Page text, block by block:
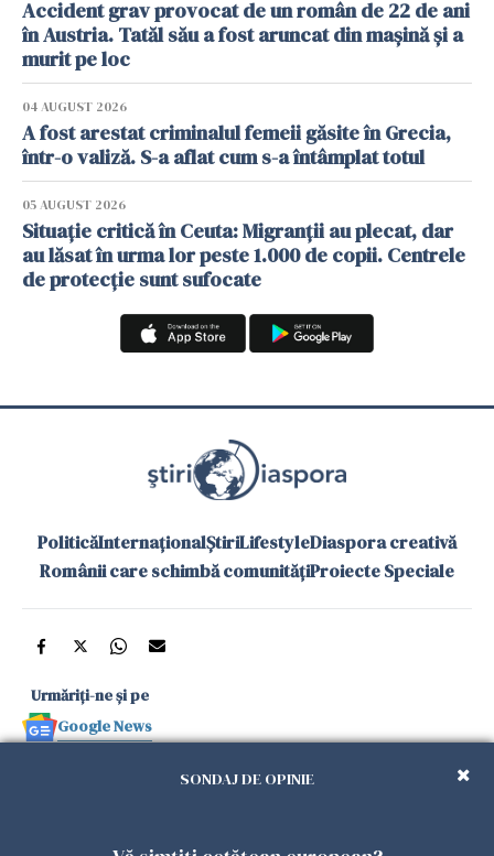
Accident grav provocat de un român de 22 de ani
în Austria. Tatăl său a fost aruncat din mașină și a
murit pe loc
04 AUGUST 2026
A fost arestat criminalul femeii găsite în Grecia,
într-o valiză. S-a aflat cum s-a întâmplat totul
05 AUGUST 2026
Situație critică în Ceuta: Migranții au plecat, dar
au lăsat în urma lor peste 1.000 de copii. Centrele
de protecție sunt sufocate
PoliticăInternaționalȘtiriLifestyleDiaspora creativă
Românii care schimbă comunitățiProiecte Speciale
Urmăriți-ne și pe
Google News
Politica de Politica Gestionați Declarație de
SONDAJ DE OPINIE